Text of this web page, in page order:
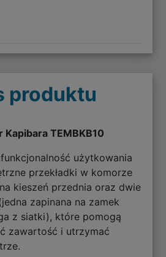
produktu
TEMBKB10
użytkowania
przekładki w komorze
kieszeń przednia oraz dwie
zapinana na zamek
z siatki), które pomogą
zawartość i utrzymać